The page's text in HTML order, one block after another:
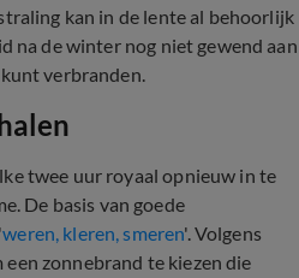
kan in de lente al behoorlijk
na de winter nog niet gewend aan
verbranden.
twee uur royaal opnieuw in te
De basis van goede
weren, kleren, smeren'. Volgens
zonnebrand te kiezen die